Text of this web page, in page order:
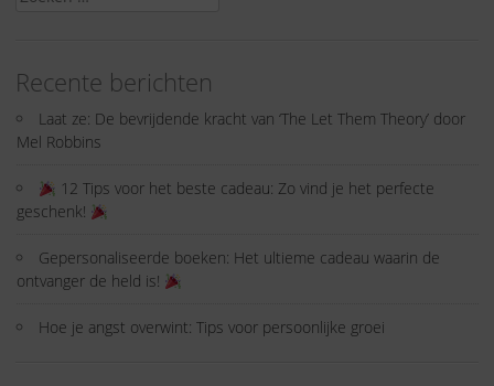
Recente berichten
Laat ze: De bevrijdende kracht van ‘The Let Them Theory’ door
Mel Robbins
12 Tips voor het beste cadeau: Zo vind je het perfecte
geschenk!
Gepersonaliseerde boeken: Het ultieme cadeau waarin de
ontvanger de held is!
Hoe je angst overwint: Tips voor persoonlijke groei